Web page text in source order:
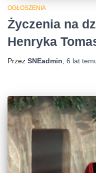
OGŁOSZENIA
Życzenia na
Henryka
Przez SNEadmin, 6 lat